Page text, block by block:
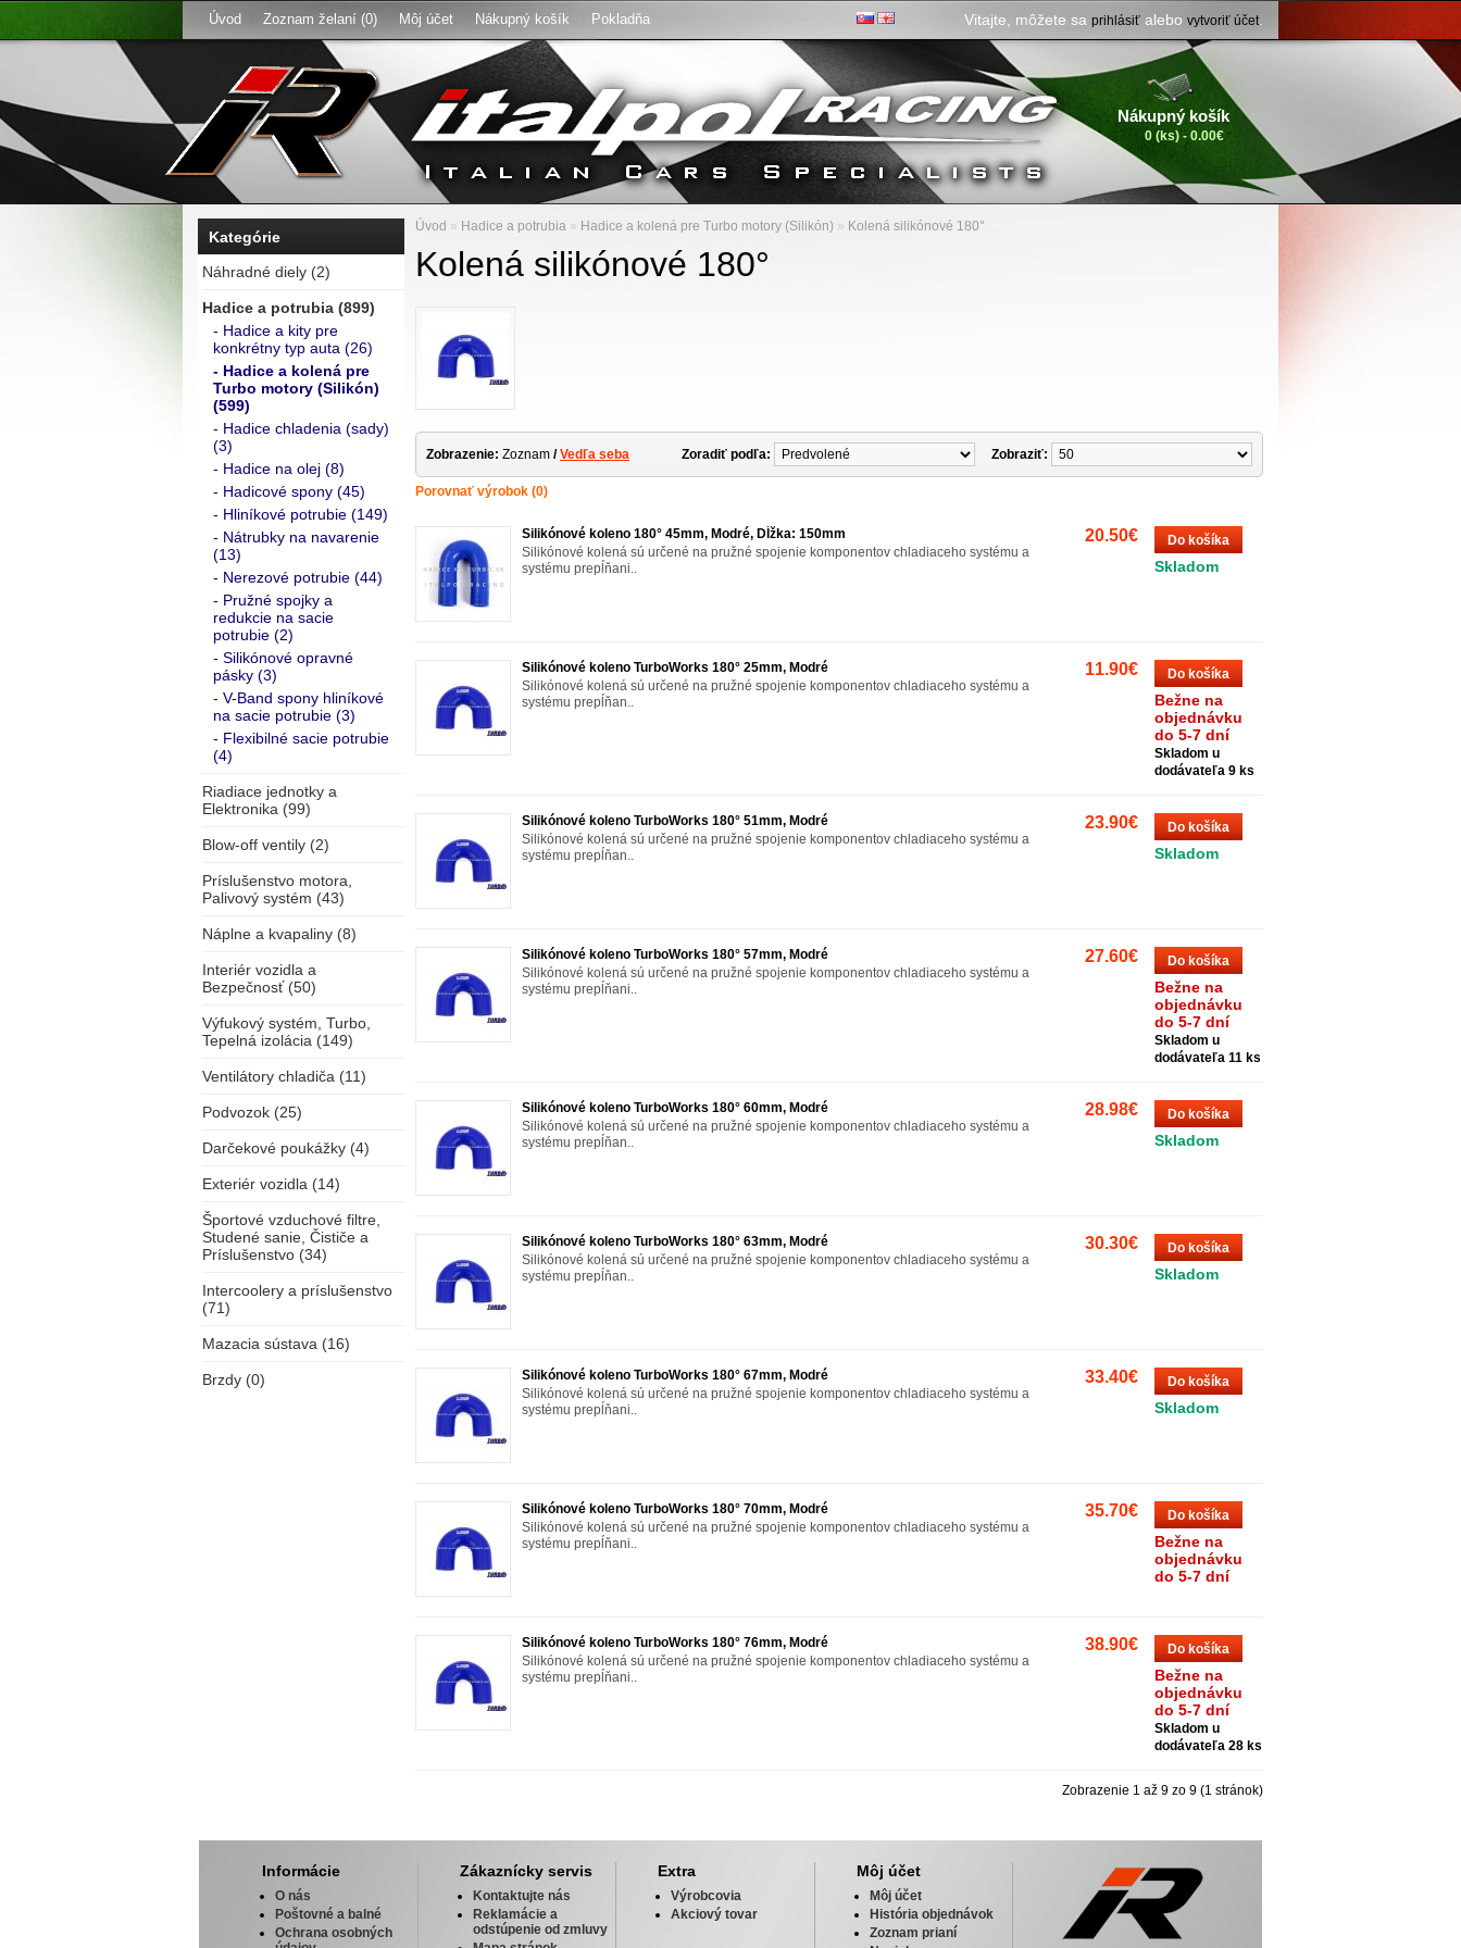
Úvod Zoznam želaní (0) Môj účet Nákupný košík Pokladňa Vitajte, môžete sa prihlásiť alebo vytvoriť účet
Nákupný košík
0 (ks) - 0.00€
Kategórie
Náhradné diely (2)
Hadice a potrubia (899)
- Hadice a kity pre
konkrétny typ auta (26)
- Hadice a kolená pre
Turbo motory (Silikón)
(599)
- Hadice chladenia (sady)
(3)
- Hadice na olej (8)
- Hadicové spony (45)
- Hliníkové potrubie (149)
- Nátrubky na navarenie
(13)
- Nerezové potrubie (44)
- Pružné spojky a
redukcie na sacie
potrubie (2)
- Silikónové opravné
pásky (3)
- V-Band spony hliníkové
na sacie potrubie (3)
- Flexibilné sacie potrubie
(4)
Riadiace jednotky a
Elektronika (99)
Blow-off ventily (2)
Príslušenstvo motora,
Palivový systém (43)
Náplne a kvapaliny (8)
Interiér vozidla a
Bezpečnosť (50)
Výfukový systém, Turbo,
Tepelná izolácia (149)
Ventilátory chladiča (11)
Podvozok (25)
Darčekové poukážky (4)
Exteriér vozidla (14)
Športové vzduchové filtre,
Studené sanie, Čističe a
Príslušenstvo (34)
Intercoolery a príslušenstvo
(71)
Mazacia sústava (16)
Brzdy (0)
Úvod » Hadice a potrubia » Hadice a kolená pre Turbo motory (Silikón) » Kolená silikónové 180°
Kolená silikónové 180°
Zobrazenie: Zoznam / Vedľa seba Zobraziť:
Zoradiť podľa:
Porovnať výrobok (0)
Do košíka
Skladom
20.50€
Silikónové koleno 180° 45mm, Modré, Dĺžka: 150mm
Silikónové kolená sú určené na pružné spojenie komponentov chladiaceho systému a
systému prepĺňani..
Do košíka
Bežne na
objednávku
do 5-7 dní
Skladom u
dodávateľa 9 ks
11.90€
Silikónové koleno TurboWorks 180° 25mm, Modré
Silikónové kolená sú určené na pružné spojenie komponentov chladiaceho systému a
systému prepĺňan..
Do košíka
Skladom
23.90€
Silikónové koleno TurboWorks 180° 51mm, Modré
Silikónové kolená sú určené na pružné spojenie komponentov chladiaceho systému a
systému prepĺňan..
Do košíka
Bežne na
objednávku
do 5-7 dní
Skladom u
dodávateľa 11 ks
27.60€
Silikónové koleno TurboWorks 180° 57mm, Modré
Silikónové kolená sú určené na pružné spojenie komponentov chladiaceho systému a
systému prepĺňani..
Do košíka
Skladom
28.98€
Silikónové koleno TurboWorks 180° 60mm, Modré
Silikónové kolená sú určené na pružné spojenie komponentov chladiaceho systému a
systému prepĺňan..
Do košíka
Skladom
30.30€
Silikónové koleno TurboWorks 180° 63mm, Modré
Silikónové kolená sú určené na pružné spojenie komponentov chladiaceho systému a
systému prepĺňan..
Do košíka
Skladom
33.40€
Silikónové koleno TurboWorks 180° 67mm, Modré
Silikónové kolená sú určené na pružné spojenie komponentov chladiaceho systému a
systému prepĺňani..
Do košíka
Bežne na
objednávku
do 5-7 dní
35.70€
Silikónové koleno TurboWorks 180° 70mm, Modré
Silikónové kolená sú určené na pružné spojenie komponentov chladiaceho systému a
systému prepĺňani..
Do košíka
Bežne na
objednávku
do 5-7 dní
Skladom u
dodávateľa 28 ks
38.90€
Silikónové koleno TurboWorks 180° 76mm, Modré
Silikónové kolená sú určené na pružné spojenie komponentov chladiaceho systému a
systému prepĺňani..
Zobrazenie 1 až 9 zo 9 (1 stránok)
Informácie
O nás
Poštovné a balné
Ochrana osobných
Zákaznícky servis
Kontaktujte nás
Reklamácie a
odstúpenie od zmluvy
Extra
Výrobcovia
Akciový tovar
Môj účet
Môj účet
História objednávok
Zoznam prianí